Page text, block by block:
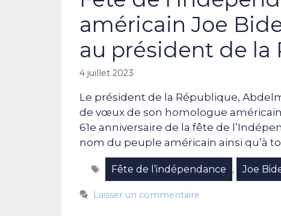
américain Joe
au président de la
4 juillet 2023
Le président de la République,
de vœux de son homologue
61e anniversaire de la fête de
nom du peuple américain ainsi qu’à
Étiquettes
Fête de l’indépendance , Joe
Laisser un commentaire